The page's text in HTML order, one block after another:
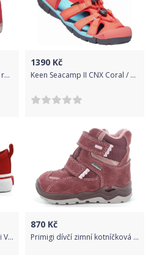
Reima Wetter Wash - Bright red 38
1390 Kč
Keen Seacamp II CNX Coral / Poppy Red Velikost: 32/33
Levi's dívčí tenisky Maui Mini VORI0007T_1 23 červená
870 Kč
Primigi dívčí zimní kotníčková obuv s Goretex membránou 8366044 22 vínová